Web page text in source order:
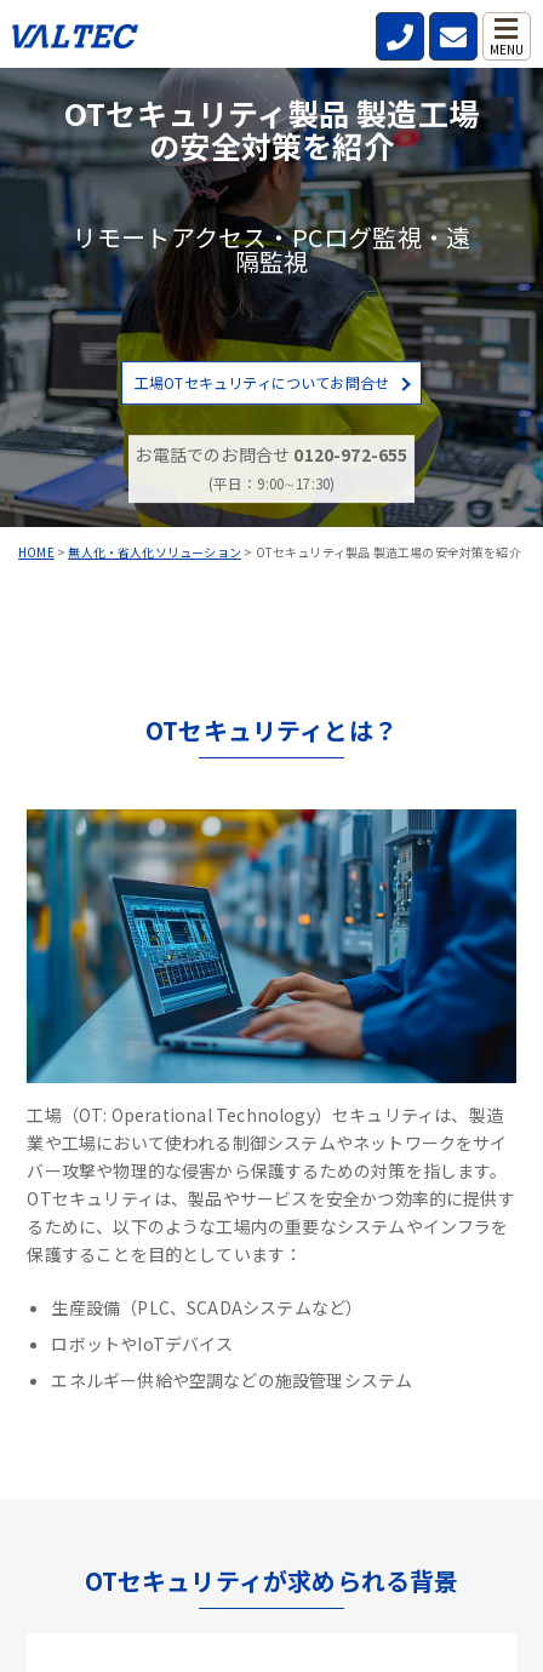
MENU
HOME>無人化・省人化ソリューション > OTセキュリティ製品 製造工場の安全対策を紹介
OTセキュリティ製品 製造工場
の安全対策を紹介
リモートアクセス・PCログ監視・遠
隔監視
工場OTセキュリティについてお問合せ
お電話でのお問合せ 0120-972-655
(平日：9:00∼17:30)
OTセキュリティとは？
工場（OT: Operational Technology）セキュリティは、製造
業や工場において使われる制御システムやネットワークをサイ
バー攻撃や物理的な侵害から保護するための対策を指します。
OTセキュリティは、製品やサービスを安全かつ効率的に提供す
るために、以下のような工場内の重要なシステムやインフラを
保護することを目的としています：
生産設備（PLC、SCADAシステムなど）
ロボットやIoTデバイス
エネルギー供給や空調などの施設管理システム
OTセキュリティが求められる背景